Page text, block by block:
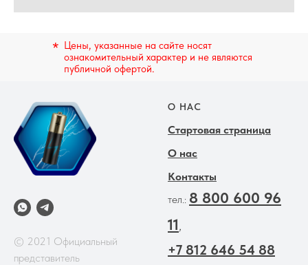
Цены, указанные на сайте носят
ознакомительный характер и не являются
публичной офертой.
*
© 2021 Официальный
представитель
О НАС
Стартовая страница
О нас
Контакты
тел.: 8 800 600 96
11,
+7 812 646 54 88